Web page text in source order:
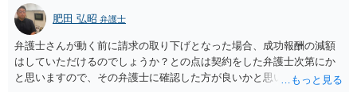
の購入事情も含めて説明し、支払能力の問題と、そもそもの慰謝料額
の相当性を分けて交渉してもらう方がよいでしょう。
肥田 弘昭 弁護士
弁護士さんが動く前に請求の取り下げとなった場合、成功報酬の減額
はしていただけるのでしょうか？との点は契約をした弁護士次第にか
と思いますので、その弁護士に確認した方が良いかと思います。ご参